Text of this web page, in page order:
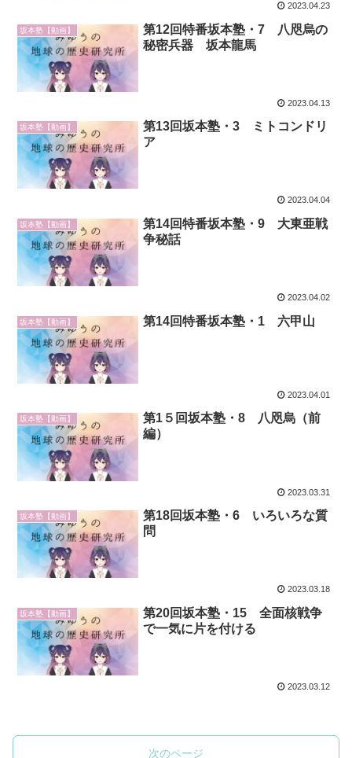
2023.04.23
坂本塾【動画】
第12回特番坂本塾・7 八咫烏の
秘密兵器 坂本龍馬
2023.04.13
坂本塾【動画】
第13回坂本塾・3 ミトコンドリ
ア
2023.04.04
坂本塾【動画】
第14回特番坂本塾・9 大東亜戦
争秘話
2023.04.02
坂本塾【動画】 第14回特番坂本塾・1 六甲山
2023.04.01
坂本塾【動画】
第1５回坂本塾・8 八咫烏（前
編）
2023.03.31
坂本塾【動画】
第18回坂本塾・6 いろいろな質
問
2023.03.18
坂本塾【動画】
第20回坂本塾・15 全面核戦争
で一気に片を付ける
2023.03.12
次のページ